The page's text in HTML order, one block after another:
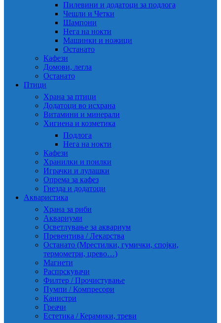
Пилевини и додатоци за подлога
Чешли и Четки
Шампони
Нега на нокти
Машинки и ножици
Останато
Кафези
Домови, легла
Останато
Птици
Храна за птици
Додатоци во исхрана
Витамини и минерали
Хигиена и козметика
Подлога
Нега на нокти
Кафези
Хранилки и поилки
Играчки и лулашки
Опрема за кафез
Гнезда и додатоци
Акваристика
Храна за риби
Аквариуми
Осветлување за аквариум
Превентива / Лекарства
Останато (Мрестилки, гумички, спојки,
термометри, црево…)
Магнети
Распрскувачи
Филтер / Прочистување
Пумпи / Компресори
Канистри
Греачи
Естетика / Керамики, треви